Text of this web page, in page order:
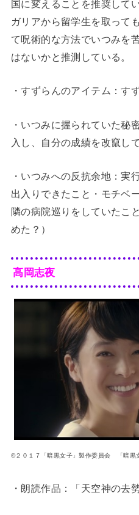
国に変えることを推奨して
ガリアから留学生を取って
て呪術的な方法でいつみを
はないかと推測している。
・すずらんのアイテム：す
・いつみに握られていた秘
入し、自分の成績を改竄し
・いつみへの反抗余地：実
出入りできたこと・モチベ
隣の病院巡りをしていたこ
めた？）
高岡志夜
©２０１７「暗黒女子」製作委員会 「暗黒
・朗読作品：「天空神の去勢